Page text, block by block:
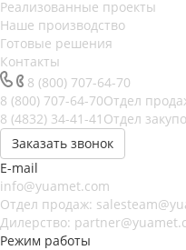
Реализованные проекты
Наше производство
Готовые решения
Контакты
8 (800) 707-64-70
8 (800) 707-64-70Отдел
8 (4832) 34-41-41 Отдел
Заказать звонок
E-mail
info@yuamet.com
Отдел продаж:
Дилерство:
Режим работы